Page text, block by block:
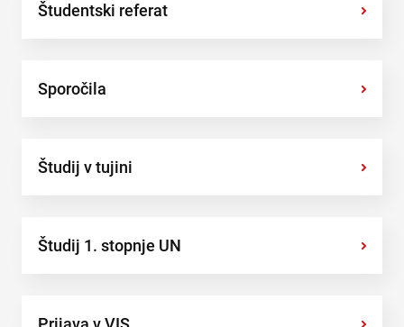
Študentski referat ›
Sporočila ›
Študij v tujini ›
Študij 1. stopnje UN ›